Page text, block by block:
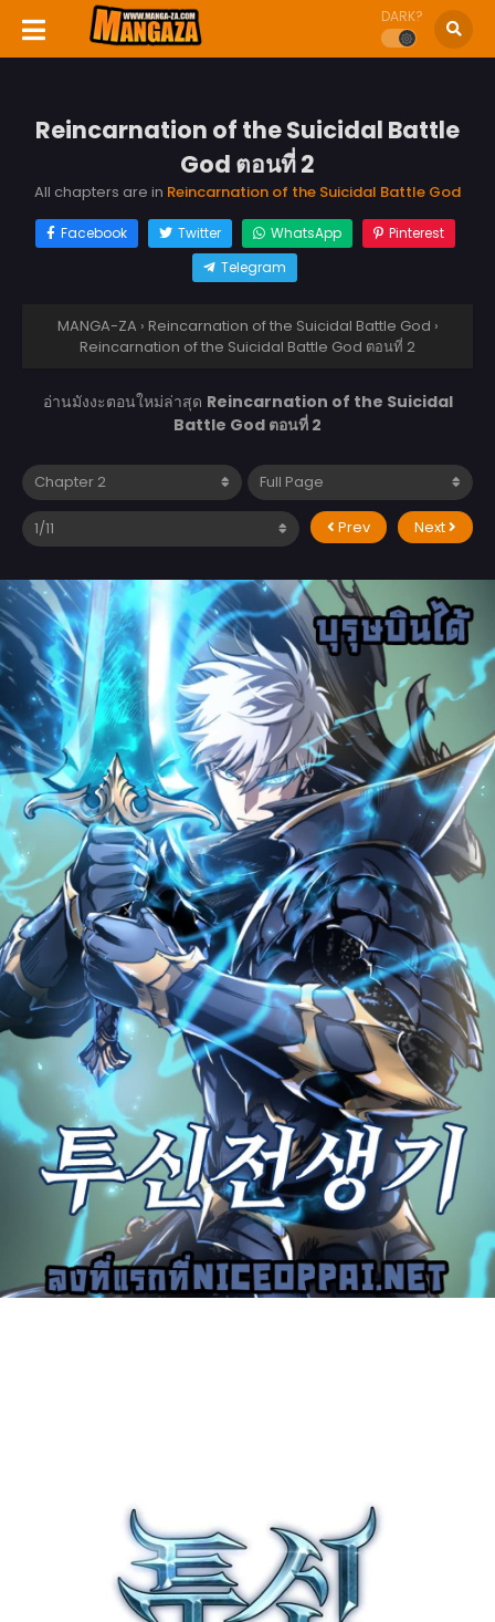
DARK?
Reincarnation of the Suicidal Battle
God ตอนที่ 2
All chapters are in Reincarnation of the Suicidal Battle God
Facebook Twitter WhatsApp
Pinterest
Telegram
MANGA-ZA › Reincarnation of the Suicidal Battle God ›
Reincarnation of the Suicidal Battle God ตอนที่ 2
อ่านมังงะตอนใหม่ล่าสุด Reincarnation of the Suicidal
Battle God ตอนที่ 2
Prev Next